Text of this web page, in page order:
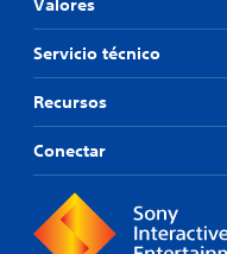
Valores
Servicio técnico
Recursos
Conectar